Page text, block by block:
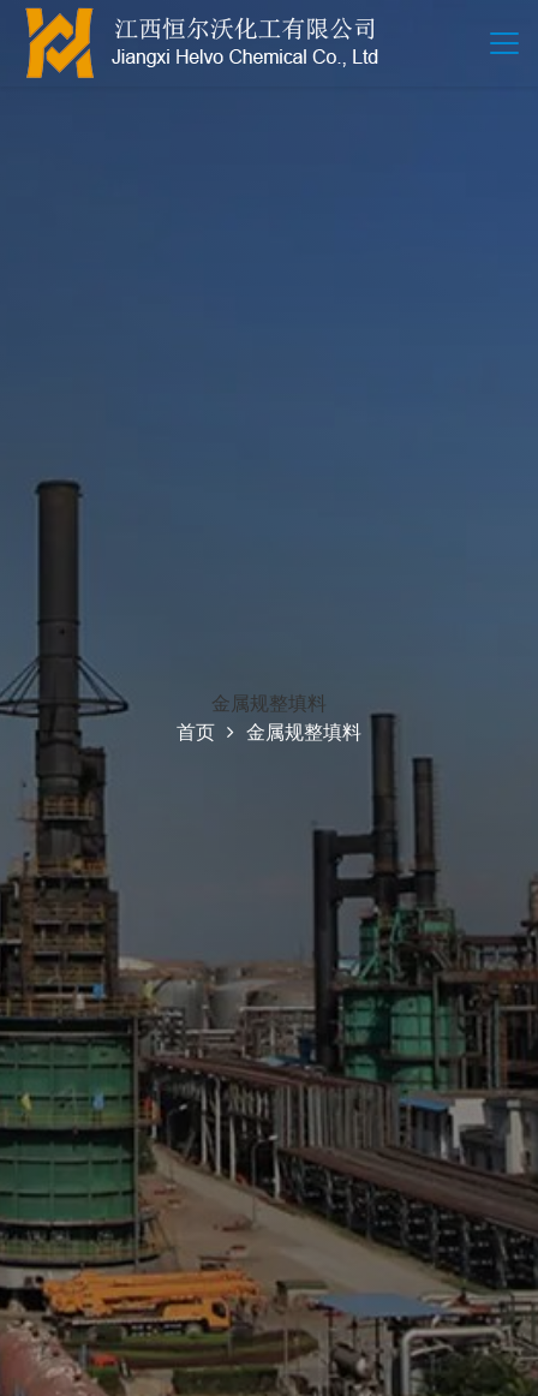
金属规整填料
首页
金属规整填料